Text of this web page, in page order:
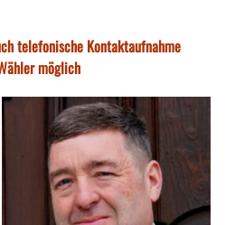
telefonische Kontaktaufnahme
möglich